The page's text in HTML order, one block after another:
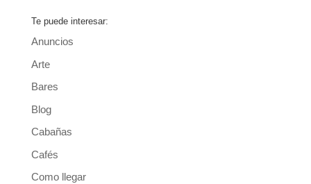
Te puede interesar:
Anuncios
Arte
Bares
Blog
Cabañas
Cafés
Como llegar